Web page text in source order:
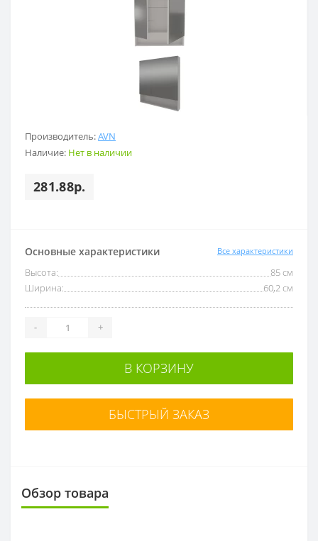
Производитель:AVN
Наличие: Нет в наличии
281.88р.
Основные характеристики Все характеристики
Высота:
85 см
Ширина:
60,2 см
- +
В КОРЗИНУ
БЫСТРЫЙ ЗАКАЗ
Обзор товара